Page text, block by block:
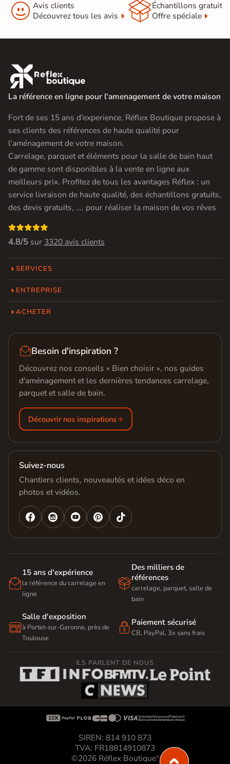
 Avis clients
Découvrez tous les avis
Échantillons gratuit
Offre spéciale

La référence en ligne pour l'amenagement de votre maison
Fort de ses 15 ans d’experience, Réflex Boutique propose à
ses clients des références de haute qualité pour
l’aménagement de votre maison.
Carrelage, parquet et éléments pour la salle de bain haut
de gamme sont disponibles à la vente en ligne aux
meilleurs prix. Profitez de tous les avantages Réflex : un
service livraison de haute qualité, des échantillons gratuits,
des devis gratuits, …. pour réaliser la maison de vos rêves

4.8/5 sur 3320 avis clients
SERVICES
ENTREPRISE
ACHETER
Besoin d'inspiration ?
Découvrez nos conseils « Bien choisir », nos guides
d'aménagement et les dernières tendances carrelage,
parquet et salle de bain.
Découvrir nos inspirations
Suivez-nous
Chantiers clients, nouveautés et idées déco en
photos et vidéos.
   

15 ans d'expérience
la référence du carrelage en
ligne

Des milliers de
références
carrelage, parquet, salle de
bain

Salle d'exposition
à Portet-sur-Garonne, près de
Toulouse
 Paiement sécurisé
CB, PayPal, 3x sans frais
ILS PARLENT DE NOUS

SIREN: 814 910 873
TVA: FR18814910873
©2026 Réflex Boutique®